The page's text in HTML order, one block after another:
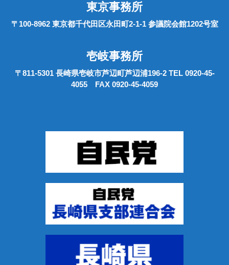
東京事務所
〒100-8962 東京都千代田区永田町2-1-1 参議院会館1202号室
壱岐事務所
〒811-5301 長崎県壱岐市芦辺町芦辺浦196-2 TEL 0920-45-
4055 FAX 0920-45-4059